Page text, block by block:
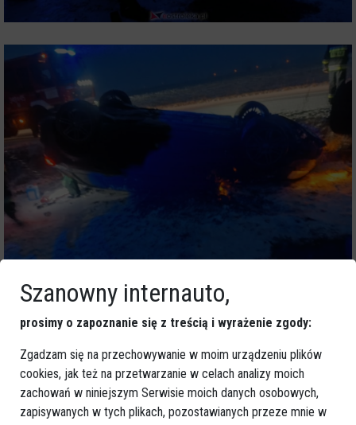
Szanowny internauto,
prosimy o zapoznanie się z treścią i wyrażenie zgody:
Zgadzam się na przechowywanie w moim urządzeniu plików
cookies, jak też na przetwarzanie w celach analizy moich
zachowań w niniejszym Serwisie moich danych osobowych,
zapisywanych w tych plikach, pozostawianych przeze mnie w